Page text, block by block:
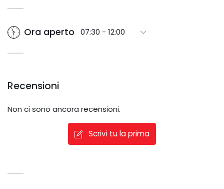
Ora aperto 07:30 - 12:00
Recensioni
Non ci sono ancora recensioni.
Scrivi tu la prima